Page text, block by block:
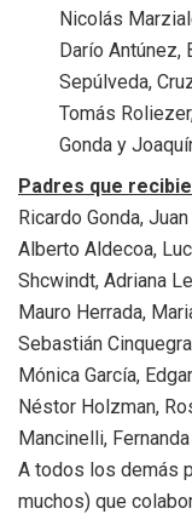
Nicolás
Darío Antúnez,
Sepúlveda,
Tomás
Gonda y
Padres que
Ricardo Gonda,
Alberto Aldecoa,
Shcwindt, Adriana
Mauro Herrada,
Sebastián
Mónica García,
Néstor Holzman,
Mancinelli,
A todos los demás
muchos) que